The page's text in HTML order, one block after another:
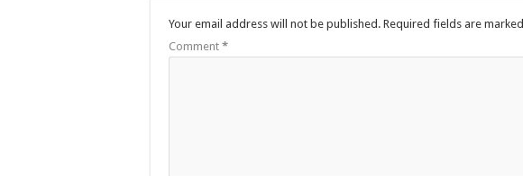
Your email address will not be published. Required fields are marked
Comment *